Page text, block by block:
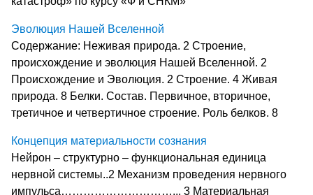
Эволюция Нашей Вселенной
Содержание: Неживая природа. 2 Строение,
происхождение и эволюция Нашей Вселенной. 2
Происхождение и Эволюция. 2 Строение. 4 Живая
природа. 8 Белки. Состав. Первичное, вторичное,
третичное и четвертичное строение. Роль белков. 8
Концепция материальности сознания
Нейрон – структурно – функциональная единица
нервной системы..2 Механизм проведения нервного
импульса…………………………... 3 Материальная